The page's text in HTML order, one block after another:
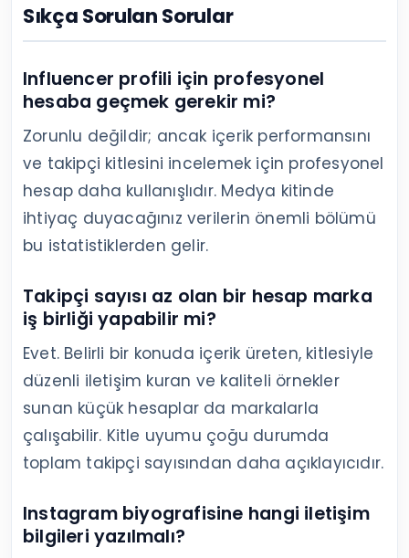
Sıkça Sorulan Sorular
Influencer profili için profesyonel
hesaba geçmek gerekir mi?
Zorunlu değildir; ancak içerik performansını
ve takipçi kitlesini incelemek için profesyonel
hesap daha kullanışlıdır. Medya kitinde
ihtiyaç duyacağınız verilerin önemli bölümü
bu istatistiklerden gelir.
Takipçi sayısı az olan bir hesap marka
iş birliği yapabilir mi?
Evet. Belirli bir konuda içerik üreten, kitlesiyle
düzenli iletişim kuran ve kaliteli örnekler
sunan küçük hesaplar da markalarla
çalışabilir. Kitle uyumu çoğu durumda
toplam takipçi sayısından daha açıklayıcıdır.
Instagram biyografisine hangi iletişim
bilgileri yazılmalı?